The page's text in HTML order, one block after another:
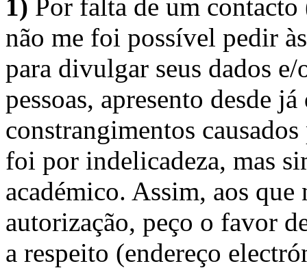
1) Por falta de um
não me foi possível pedir
para divulgar seus dados
pessoas, apresento desde
constrangimentos
foi por indelicadeza, mas
académico. Assim, aos
autorização, peço o favor
a respeito (endereço